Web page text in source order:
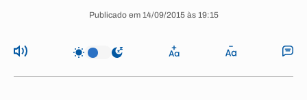
Publicado em 14/09/2015 às 19:15